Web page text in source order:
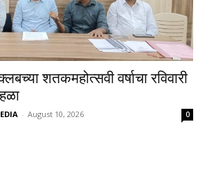
शतकमहोत्सवी वर्षाचा रविवारी
- August 10, 2026 0